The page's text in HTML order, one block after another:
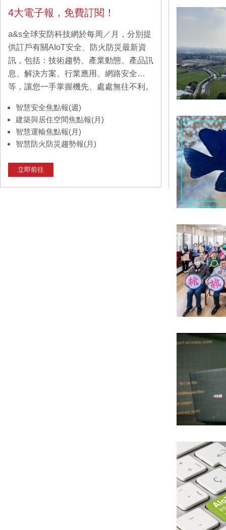
4大電子報，免費訂閱！
a&s全球安防科技網於每周／月，分別提
供訂戶有關AIoT安全、防火防災最新資
訊，包括：技術趨勢、產業動態、產品訊
息、解決方案、行業應用、網路安全…
等，讓您一手掌握機先、處處無往不利。
智慧安全焦點報(週)
建築與居住空間焦點報(月)
智慧運輸焦點報(月)
智慧防火防災趨勢報(月)
立即前往